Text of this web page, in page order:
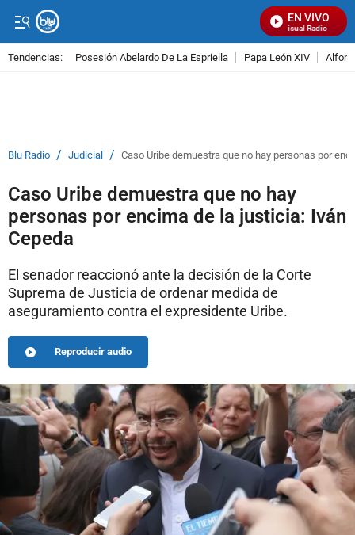
EN VIVO
Señal Visual Radio
Tendencias: Posesión Abelardo De La Espriella Papa León XIV
Blu Radio / Judicial / Caso Uribe demuestra que no hay personas por
Caso Uribe demuestra que no hay
personas por encima de la justicia: Iván
Cepeda
El senador reaccionó ante la decisión de la Corte
Suprema de Justicia de ordenar medida de
aseguramiento contra el expresidente Uribe.
Reproducir audio